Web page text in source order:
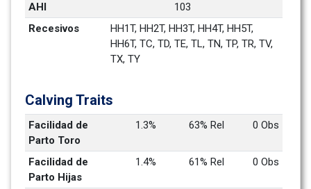
AHI
103
Recesivos
HH1T, HH2T, HH3T, HH4T, HH5T,
HH6T, TC, TD, TE, TL, TN, TP, TR, TV,
TX, TY
Calving Traits
Facilidad de
Parto Toro
1.3% 63% Rel 0 Obs
Facilidad de
Parto Hijas
1.4% 61% Rel 0 Obs